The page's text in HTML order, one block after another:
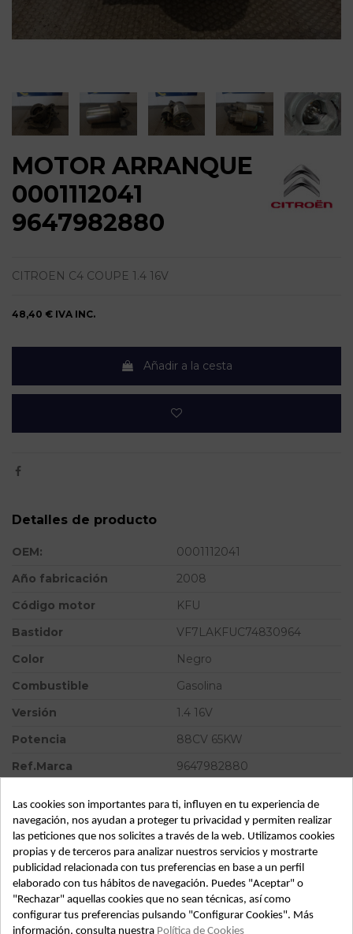
MOTOR ARRANQUE
0001112041
9647982880
CITROEN C4 COUPE 1.4 16V
48,40 € IVA INC.
Añadir a la cesta
Detalles de producto
OEM:
0001112041
Año fabricación
2008
Código motor
KFU
Bastidor
VF7LAKFUC74830964
Color
Negro
Combustible
Gasolina
Versión
1.4 16V
Potencia
88CV 65KW
Ref.Marca
9647982880
Tipo vehículo
Turismo
Almacén
49349
SubAlmacén
370
SubSubAlmacén
100029531
Las cookies son importantes para ti, influyen en tu experiencia de
navegación, nos ayudan a proteger tu privacidad y permiten realizar
las peticiones que nos solicites a través de la web. Utilizamos cookies
propias y de terceros para analizar nuestros servicios y mostrarte
publicidad relacionada con tus preferencias en base a un perfil
elaborado con tus hábitos de navegación. Puedes "Aceptar" o
"Rechazar" aquellas cookies que no sean técnicas, así como
configurar tus preferencias pulsando "Configurar Cookies". Más
información, consulta nuestra Política de Cookies